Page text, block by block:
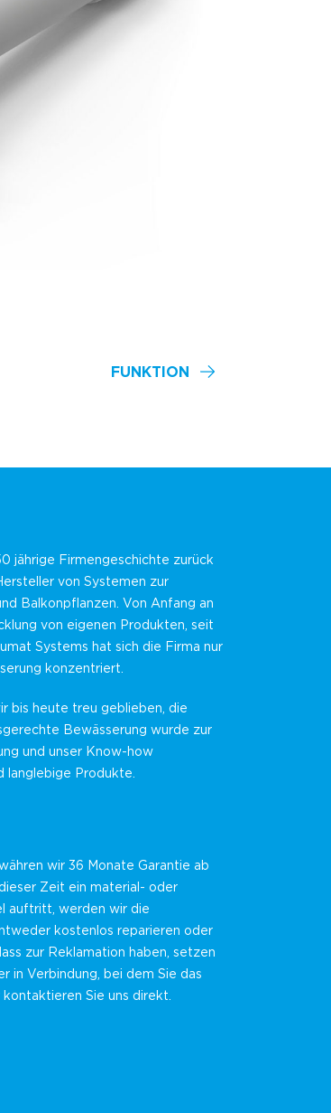
FUNKTION
jährige Firmengeschichte zurück
von Systemen zur
Balkonpflanzen. Von Anfang an
von eigenen Produkten, seit
Systems hat sich die Firma nur
konzentriert.
bis heute treu geblieben, die
Bewässerung wurde zur
und unser Know-how
langlebige Produkte.
wir 36 Monate Garantie ab
Zeit ein material- oder
auftritt, werden wir die
kostenlos reparieren oder
zur Reklamation haben, setzen
in Verbindung, bei dem Sie das
Sie uns direkt.